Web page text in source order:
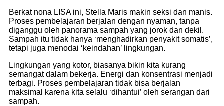
Berkat nona LISA ini, Stella Maris makin seksi dan manis.
Proses pembelajaran berjalan dengan nyaman, tanpa
diganggu oleh panorama sampah yang jorok dan dekil.
Sampah itu tidak hanya ‘menghadirkan penyakit somatis’,
tetapi juga menodai ‘keindahan’ lingkungan.
Lingkungan yang kotor, biasanya bikin kita kurang
semangat dalam bekerja. Energi dan konsentrasi menjadi
terbagi. Proses pembelajaran tidak bisa berjalan
maksimal karena kita selalu ‘dihantui’ oleh serangan dari
sampah.